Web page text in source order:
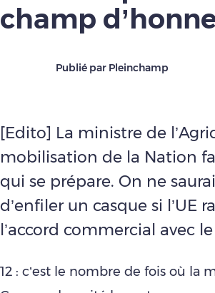
champ
Publié par Pleinchamp
[Edito] La ministre de
mobilisation de la Nation
qui se prépare. On ne
d’enfiler un casque si l’UE
l’accord commercial avec
12 : c’est le nombre de fois où la